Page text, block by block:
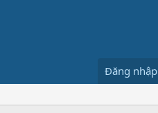
Đăng nhập